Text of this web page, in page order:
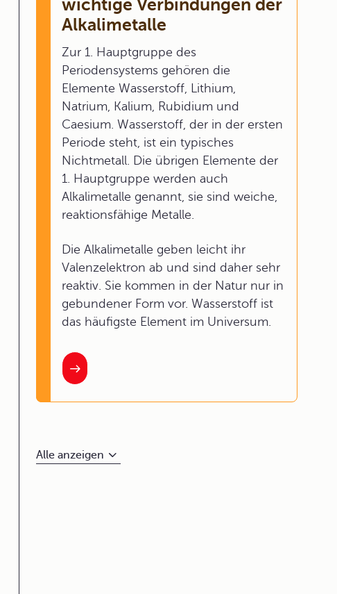
wichtige Verbindungen der
Alkalimetalle
Zur 1. Hauptgruppe des
Periodensystems gehören die
Elemente Wasserstoff, Lithium,
Natrium, Kalium, Rubidium und
Caesium. Wasserstoff, der in der ersten
Periode steht, ist ein typisches
Nichtmetall. Die übrigen Elemente der
1. Hauptgruppe werden auch
Alkalimetalle genannt, sie sind weiche,
reaktionsfähige Metalle.
Die Alkalimetalle geben leicht ihr
Valenzelektron ab und sind daher sehr
reaktiv. Sie kommen in der Natur nur in
gebundener Form vor. Wasserstoff ist
das häufigste Element im Universum.
Alle anzeigen